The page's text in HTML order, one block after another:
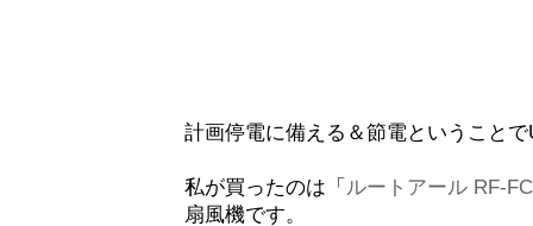
計画停電に備える＆節電ということ
私が買ったのは「 ルートアール RF-
扇風機です。